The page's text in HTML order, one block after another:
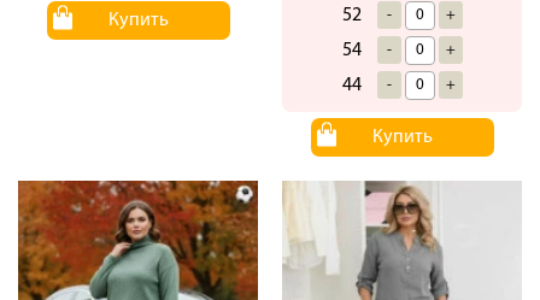
Купить 52 - +
54 - +
44 - +
Купить